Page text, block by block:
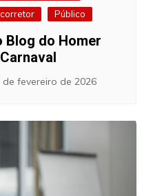
Público
Blog do Homer
de fevereiro de 2026